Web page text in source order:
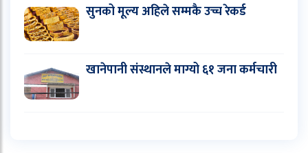
सुनको मूल्य अहिले सम्मकै उच्च रेकर्ड
खानेपानी संस्थानले माग्यो ६१ जना कर्मचारी